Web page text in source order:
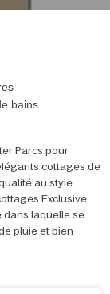
bains
Parcs pour
cottages de
au style
Exclusive
dans laquelle se
pluie et bien